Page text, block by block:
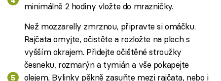
minimálně 2 hodiny vložte do mrazničky.
Než mozzarelly zmrznou, připravte si omáčku.
Rajčata omyjte, očistěte a rozložte na plech s
vyšším okrajem. Přidejte očištěné stroužky
česneku, rozmarýn a tymián a vše pokapejte
olejem. Bylinky pěkně zasuňte mezi rajčata, nebo i